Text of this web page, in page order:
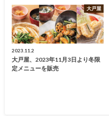
大戸屋
2023.11.2
大戸屋、2023年11月3日より冬限
定メニューを販売